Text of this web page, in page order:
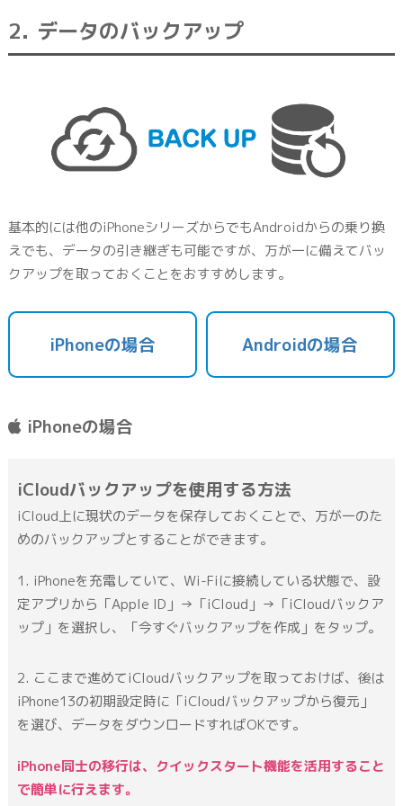
データのバックアップ
基本的には他のiPhoneシリーズからでもAndroidからの乗り換
えでも、データの引き継ぎも可能ですが、万が一に備えてバッ
クアップを取っておくことをおすすめします。
iPhoneの場合 Androidの場合
iPhoneの場合
iCloudバックアップを使用する方法
iCloud上に現状のデータを保存しておくことで、万が一のた
めのバックアップとすることができます。
iPhoneを充電していて、Wi-Fiに接続している状態で、設
定アプリから「Apple ID」→「iCloud」→「iCloudバックア
ップ」を選択し、「今すぐバックアップを作成」をタップ。
ここまで進めてiCloudバックアップを取っておけば、後は
iPhone13の初期設定時に「iCloudバックアップから復元」
を選び、データをダウンロードすればOKです。
iPhone同士の移行は、クイックスタート機能を活用すること
で簡単に行えます。